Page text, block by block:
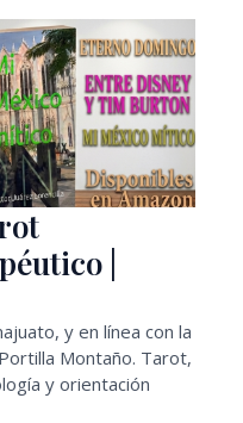
|
y en línea con la
Montaño. Tarot,
y orientación